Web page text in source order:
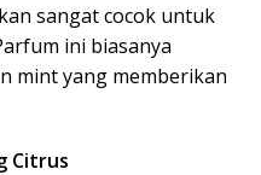
sangat cocok untuk
ini biasanya
mint yang memberikan
Citrus